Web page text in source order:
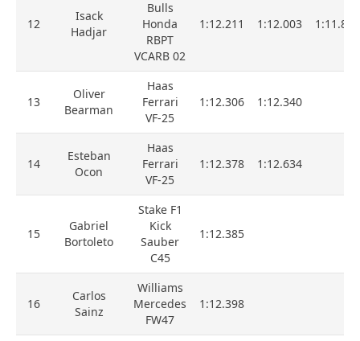
12
Isack
Hadjar
Bulls
Honda
RBPT
VCARB 02
1:12.211 1:12.003 1:11.867
13
Oliver
Bearman
Haas
Ferrari
VF-25
1:12.306 1:12.340
14
Esteban
Ocon
Haas
Ferrari
VF-25
1:12.378 1:12.634
15
Gabriel
Bortoleto
Stake F1
Kick
Sauber
C45
1:12.385
16
Carlos
Sainz
Williams
Mercedes
FW47
1:12.398